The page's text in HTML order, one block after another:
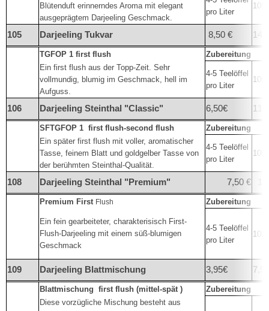
Blütenduft erinnerndes Aroma mit elegant
ausgeprägtem Darjeeling Geschmack.
pro Liter
105 Darjeeling Tukvar 8,50 €
TGFOP 1 first flush
Zubereitung
Ein first flush aus der Topp-Zeit. Sehr
vollmundig, blumig im Geschmack, hell im
Aufguss.
4-5 Teelöffel
pro Liter
106 Darjeeling Steinthal "Classic" 6,50€
SFTGFOP 1 first flush-second flush
Zubereitung
Ein später first flush mit voller, aromatischer
Tasse, feinem Blatt und goldgelber Tasse von
der berühmten Steinthal-Qualität.
4-5 Teelöffel
pro Liter
108 Darjeeling Steinthal "Premium" 7,50 €
Premium First Flush Zubereitung
Ein fein gearbeiteter, charakterisisch First-
Flush-Darjeeling mit einem süß-blumigen
Geschmack
4-5 Teelöffel
pro Liter
109 Darjeeling Blattmischung 3,95€
Blattmischung first flush (mittel-spät )
Zubereitung
Diese vorzügliche Mischung besteht aus